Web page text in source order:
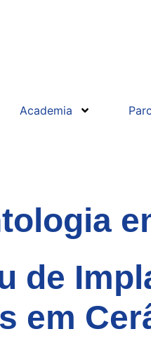
Academia
de
em